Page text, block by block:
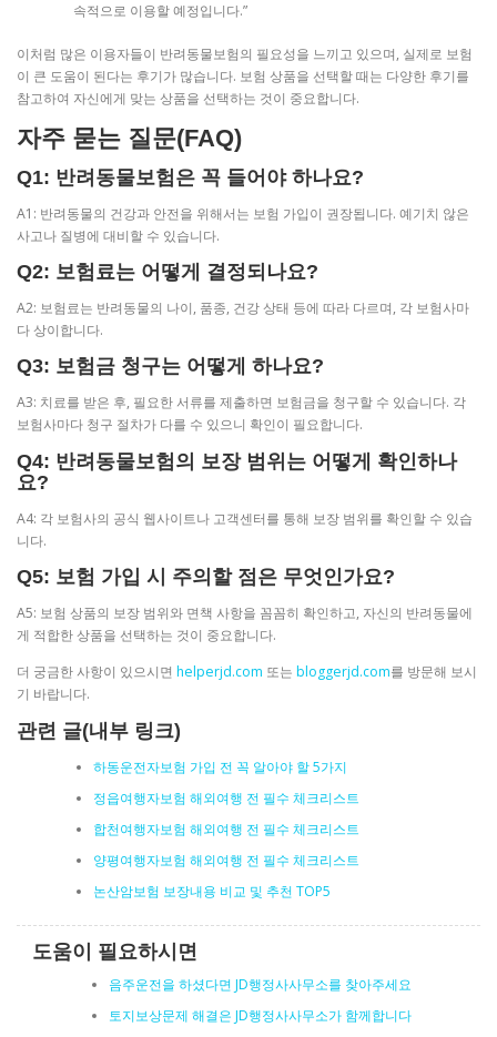
속적으로 이용할 예정입니다.”
이처럼 많은 이용자들이 반려동물보험의 필요성을 느끼고 있으며, 실제로 보험
이 큰 도움이 된다는 후기가 많습니다. 보험 상품을 선택할 때는 다양한 후기를
참고하여 자신에게 맞는 상품을 선택하는 것이 중요합니다.
자주 묻는 질문(FAQ)
Q1: 반려동물보험은 꼭 들어야 하나요?
A1: 반려동물의 건강과 안전을 위해서는 보험 가입이 권장됩니다. 예기치 않은
사고나 질병에 대비할 수 있습니다.
Q2: 보험료는 어떻게 결정되나요?
A2: 보험료는 반려동물의 나이, 품종, 건강 상태 등에 따라 다르며, 각 보험사마
다 상이합니다.
Q3: 보험금 청구는 어떻게 하나요?
A3: 치료를 받은 후, 필요한 서류를 제출하면 보험금을 청구할 수 있습니다. 각
보험사마다 청구 절차가 다를 수 있으니 확인이 필요합니다.
Q4: 반려동물보험의 보장 범위는 어떻게 확인하나
요?
A4: 각 보험사의 공식 웹사이트나 고객센터를 통해 보장 범위를 확인할 수 있습
니다.
Q5: 보험 가입 시 주의할 점은 무엇인가요?
A5: 보험 상품의 보장 범위와 면책 사항을 꼼꼼히 확인하고, 자신의 반려동물에
게 적합한 상품을 선택하는 것이 중요합니다.
더 궁금한 사항이 있으시면 helperjd.com 또는 bloggerjd.com를 방문해 보시
기 바랍니다.
관련 글(내부 링크)
하동운전자보험 가입 전 꼭 알아야 할 5가지
정읍여행자보험 해외여행 전 필수 체크리스트
합천여행자보험 해외여행 전 필수 체크리스트
양평여행자보험 해외여행 전 필수 체크리스트
논산암보험 보장내용 비교 및 추천 TOP5
도움이 필요하시면
음주운전을 하셨다면 JD행정사사무소를 찾아주세요
토지보상문제 해결은 JD행정사사무소가 함께합니다